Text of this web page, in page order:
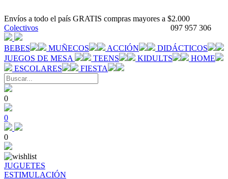
Envíos a todo el país GRATIS compras mayores a $2.000
097 957 306
Colectivos
BEBES MUÑECOS ACCIÓN
DIDÁCTICOS
JUEGOS DE MESA
TEENS KIDULTS
HOME
ESCOLARES
FIESTA
0
0
0
JUGUETES
ESTIMULACIÓN